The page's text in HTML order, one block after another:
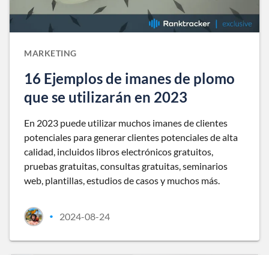
MARKETING
16 Ejemplos de imanes de plomo
que se utilizarán en 2023
En 2023 puede utilizar muchos imanes de clientes
potenciales para generar clientes potenciales de alta
calidad, incluidos libros electrónicos gratuitos,
pruebas gratuitas, consultas gratuitas, seminarios
web, plantillas, estudios de casos y muchos más.
• 2024-08-24